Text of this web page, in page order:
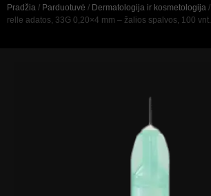
Pradžia / Parduotuvė / Dermatologija ir kosmetologija /
relle adatos, 33G 0,20×4 mm – žalios spalvos, 100 vnt.